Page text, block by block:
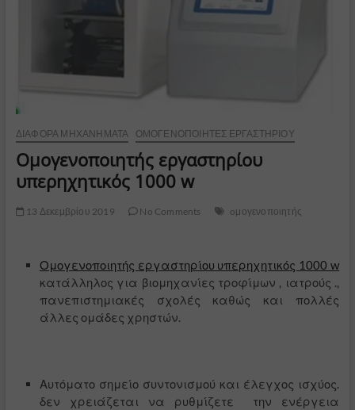
ΔΙΆΦΟΡΑ ΜΗΧΑΝΉΜΑΤΑ ΟΜΟΓΕΝΟΠΟΙΗΤΈΣ ΕΡΓΑΣΤΗΡΊΟΥ
Ομογενοποιητής εργαστηρίου
υπερηχητικός 1000 w
13 Δεκεμβρίου 2019 No Comments oμογενοποιητής
Ομογενοποιητής εργαστηρίου υπερηχητικός 1000 w
κατάλληλος για βιομηχανίες τροφίμων , ιατρούς .,
πανεπιστημιακές σχολές καθώς και πολλές
άλλες ομάδες χρηστών.
Αυτόματο σημείο συντονισμού και έλεγχος ισχύος.
δεν χρειάζεται να ρυθμίζετε την ενέργεια